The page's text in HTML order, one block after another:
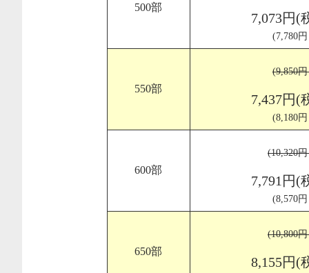
500部
7,073円(
(7,780
550部
(9,850
7,437円(
(8,180
600部
(10,320
7,791円(
(8,570
650部
(10,800
8,155円(